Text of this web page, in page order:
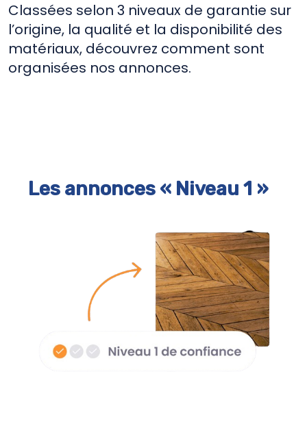
Classées selon 3 niveaux de garantie sur
l’origine, la qualité et la disponibilité des
matériaux, découvrez comment sont
organisées nos annonces.
Les annonces « Niveau 1 »